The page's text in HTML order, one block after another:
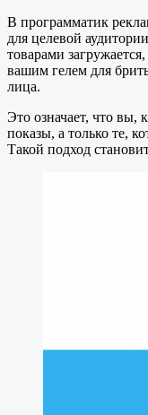
В программатик
для целевой
товарами
вашим гелем для
лица.
Это означает, что вы,
показы, а только те,
Такой подход